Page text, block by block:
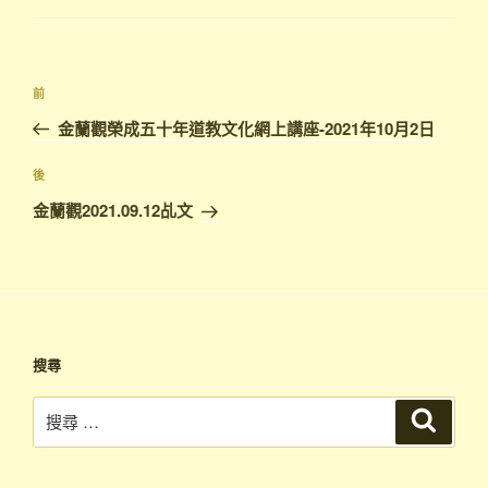
文
導
覽
上
一
篇
文
章
前
金蘭觀榮成五十年道教文化網上講座-2021年10月2日
下
篇
文
後
金蘭觀2021.09.12乩文
搜尋
尋：